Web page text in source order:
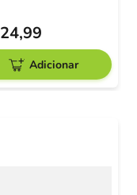
24,99
Adicionar